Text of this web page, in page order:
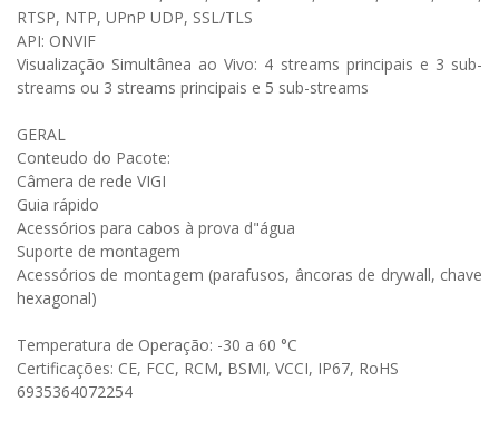
RTSP, NTP, UPnP UDP, SSL/TLS
API: ONVIF
Visualização Simultânea ao Vivo: 4 streams principais e 3 sub-
streams ou 3 streams principais e 5 sub-streams
GERAL
Conteudo do Pacote:
Câmera de rede VIGI
Guia rápido
Acessórios para cabos à prova d"água
Suporte de montagem
Acessórios de montagem (parafusos, âncoras de drywall, chave
hexagonal)
Temperatura de Operação: -30 a 60 °C
Certificações: CE, FCC, RCM, BSMI, VCCI, IP67, RoHS
6935364072254